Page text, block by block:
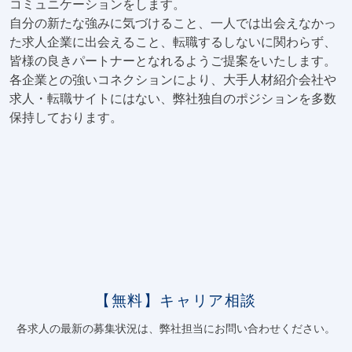
コミュニケーションをします。
自分の新たな強みに気づけること、一人では出会えなかっ
た求人企業に出会えること、転職するしないに関わらず、
皆様の良きパートナーとなれるようご提案をいたします。
各企業との強いコネクションにより、大手人材紹介会社や
求人・転職サイトにはない、弊社独自のポジションを多数
保持しております。
【無料】キャリア相談
各求人の最新の募集状況は、弊社担当にお問い合わせください。